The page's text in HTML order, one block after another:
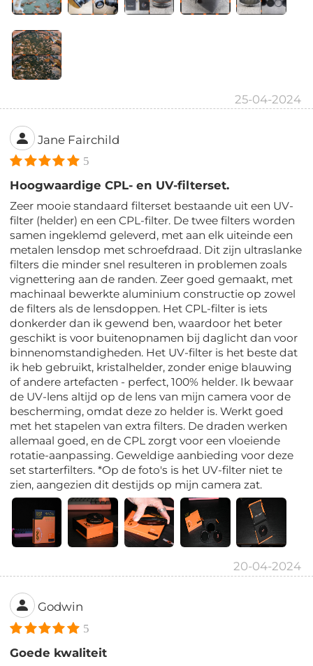
25-04-2024
Jane Fairchild
5
Hoogwaardige CPL- en UV-filterset.
Zeer mooie standaard filterset bestaande uit een UV-
filter (helder) en een CPL-filter. De twee filters worden
samen ingeklemd geleverd, met aan elk uiteinde een
metalen lensdop met schroefdraad. Dit zijn ultraslanke
filters die minder snel resulteren in problemen zoals
vignettering aan de randen. Zeer goed gemaakt, met
machinaal bewerkte aluminium constructie op zowel
de filters als de lensdoppen. Het CPL-filter is iets
donkerder dan ik gewend ben, waardoor het beter
geschikt is voor buitenopnamen bij daglicht dan voor
binnenomstandigheden. Het UV-filter is het beste dat
ik heb gebruikt, kristalhelder, zonder enige blauwing
of andere artefacten - perfect, 100% helder. Ik bewaar
de UV-lens altijd op de lens van mijn camera voor de
bescherming, omdat deze zo helder is. Werkt goed
met het stapelen van extra filters. De draden werken
allemaal goed, en de CPL zorgt voor een vloeiende
rotatie-aanpassing. Geweldige aanbieding voor deze
set starterfilters. *Op de foto's is het UV-filter niet te
zien, aangezien dit destijds op mijn camera zat.
20-04-2024
Godwin
5
Goede kwaliteit